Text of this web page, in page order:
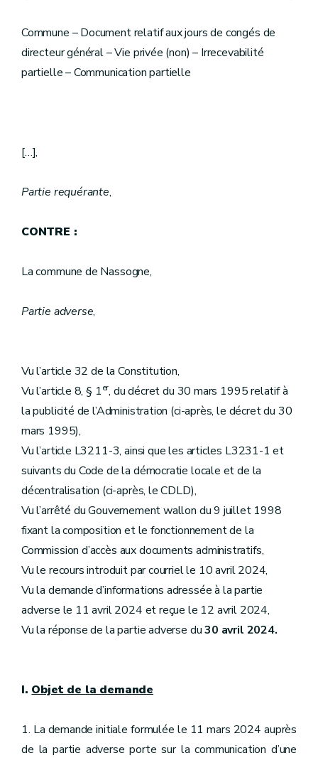
Commune – Document relatif aux jours de congés de
directeur général – Vie privée (non) – Irrecevabilité
partielle – Communication partielle
[…],
Partie requérante,
CONTRE :
La commune de Nassogne,
Partie adverse,
Vu l’article 32 de la Constitution,
Vu l’article 8, § 1er, du décret du 30 mars 1995 relatif à
la publicité de l’Administration (ci-après, le décret du 30
mars 1995),
Vu l’article L3211-3, ainsi que les articles L3231-1 et
suivants du Code de la démocratie locale et de la
décentralisation (ci-après, le CDLD),
Vu l’arrêté du Gouvernement wallon du 9 juillet 1998
fixant la composition et le fonctionnement de la
Commission d’accès aux documents administratifs,
Vu le recours introduit par courriel le 10 avril 2024,
Vu la demande d’informations adressée à la partie
adverse le 11 avril 2024 et reçue le 12 avril 2024,
Vu la réponse de la partie adverse du30 avril 2024.
I. Objet de la demande
1. La demande initiale formulée le 11 mars 2024 auprès
de la partie adverse porte sur la communication d’une